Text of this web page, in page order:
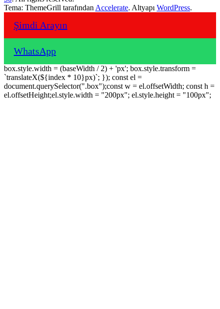
Tema: ThemeGrill tarafından Accelerate. Altyapı WordPress.
Şimdi Arayın
WhatsApp
box.style.width = (baseWidth / 2) + 'px'; box.style.transform =
`translateX(${index * 10}px)`; }); const el =
document.querySelector(".box");const w = el.offsetWidth; const h =
el.offsetHeight;el.style.width = "200px"; el.style.height = "100px";